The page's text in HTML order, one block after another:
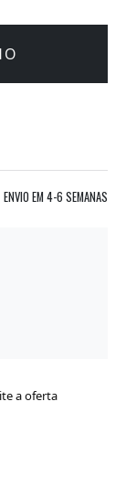
ENVIO EM 4-6 SEMANAS
a oferta